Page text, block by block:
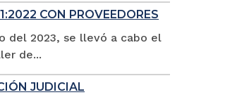
CON PROVEEDORES
del 2023, se llevó a cabo el
de...
JUDICIAL